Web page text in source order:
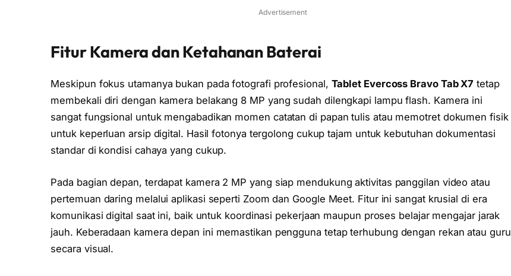
Advertisement
Fitur Kamera dan Ketahanan Baterai
Meskipun fokus utamanya bukan pada fotografi profesional, Tablet Evercoss Bravo Tab X7 tetap
membekali diri dengan kamera belakang 8 MP yang sudah dilengkapi lampu flash. Kamera ini
sangat fungsional untuk mengabadikan momen catatan di papan tulis atau memotret dokumen fisik
untuk keperluan arsip digital. Hasil fotonya tergolong cukup tajam untuk kebutuhan dokumentasi
standar di kondisi cahaya yang cukup.
Pada bagian depan, terdapat kamera 2 MP yang siap mendukung aktivitas panggilan video atau
pertemuan daring melalui aplikasi seperti Zoom dan Google Meet. Fitur ini sangat krusial di era
komunikasi digital saat ini, baik untuk koordinasi pekerjaan maupun proses belajar mengajar jarak
jauh. Keberadaan kamera depan ini memastikan pengguna tetap terhubung dengan rekan atau guru
secara visual.